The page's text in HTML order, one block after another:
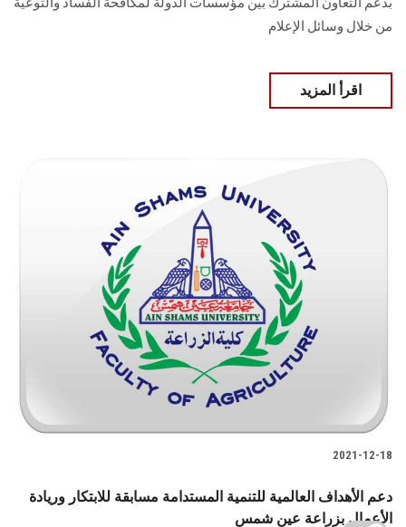
من خلال وسائل الإعلام
اقرأ المزيد
2021-12-18
دعم الأهداف العالمية للتنمية المستدامة مسابقة للابتكار وريادة
الأعمال بزراعة عين شمس